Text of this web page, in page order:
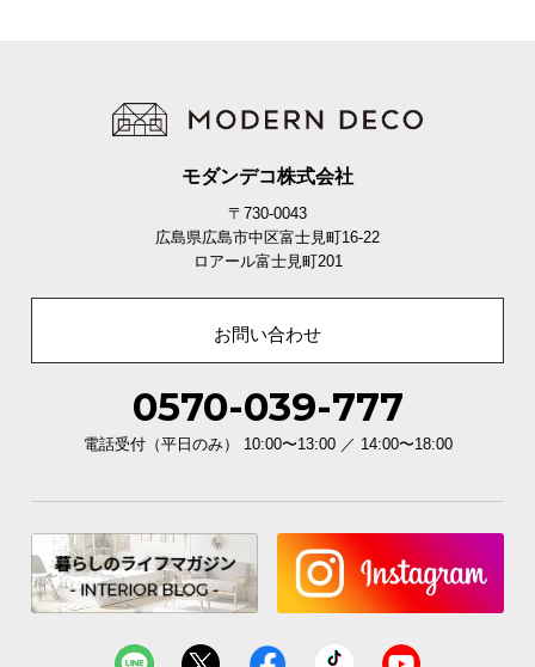
モダンデコ株式会社
〒730-0043
広島県広島市中区富士見町16-22
ロアール富士見町201
お問い合わせ
0570-039-777
電話受付（平日のみ） 10:00〜13:00 ／ 14:00〜18:00